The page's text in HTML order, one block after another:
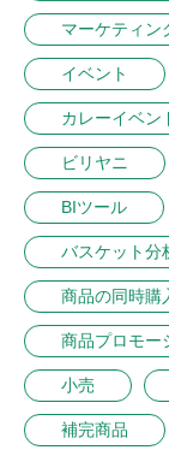
マーケティン
イベント
カレーイベン
ビリヤニ
BIツール
バスケット分
商品の同時購
商品プロモー
小売
補完商品